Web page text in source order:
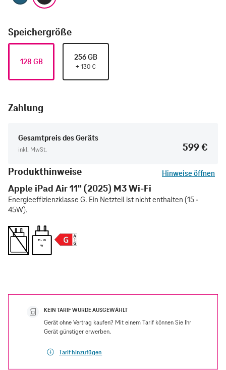
Speichergröße
128 GB 256 GB
+ 130 €
Zahlung
Gesamtpreis des Geräts
inkl. MwSt.
599 €
Produkthinweise
Hinweise öffnen
Apple iPad Air 11" (2025) M3 Wi-Fi
Energieeffizienzklasse G. Ein Netzteil ist nicht enthalten (15 -
45W).
15 - 45
W
KEIN TARIF WURDE AUSGEWÄHLT
Gerät ohne Vertrag kaufen? Mit einem Tarif können Sie Ihr
Gerät günstiger erwerben.
Tarif hinzufügen